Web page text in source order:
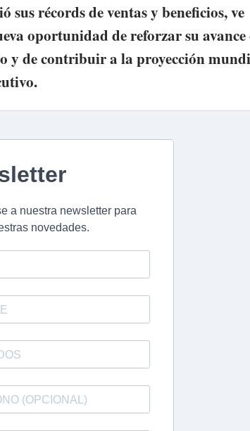
sus récords de ventas y beneficios, ve
oportunidad de reforzar su avance
y de contribuir a la proyección